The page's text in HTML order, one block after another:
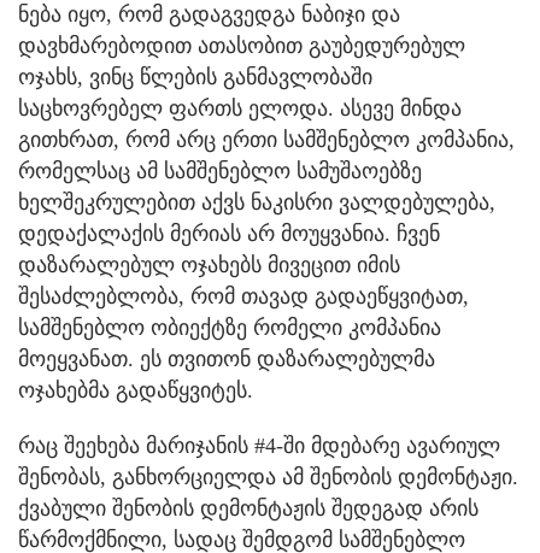
ნება იყო, რომ გადაგვედგა ნაბიჯი და
დავხმარებოდით ათასობით გაუბედურებულ
ოჯახს, ვინც წლების განმავლობაში
საცხოვრებელ ფართს ელოდა. ასევე მინდა
გითხრათ, რომ არც ერთი სამშენებლო კომპანია,
რომელსაც ამ სამშენებლო სამუშაოებზე
ხელშეკრულებით აქვს ნაკისრი ვალდებულება,
დედაქალაქის მერიას არ მოუყვანია. ჩვენ
დაზარალებულ ოჯახებს მივეცით იმის
შესაძლებლობა, რომ თავად გადაეწყვიტათ,
სამშენებლო ობიექტზე რომელი კომპანია
მოეყვანათ. ეს თვითონ დაზარალებულმა
ოჯახებმა გადაწყვიტეს.
რაც შეეხება მარიჯანის #4-ში მდებარე ავარიულ
შენობას, განხორციელდა ამ შენობის დემონტაჟი.
ქვაბული შენობის დემონტაჟის შედეგად არის
წარმოქმნილი, სადაც შემდგომ სამშენებლო